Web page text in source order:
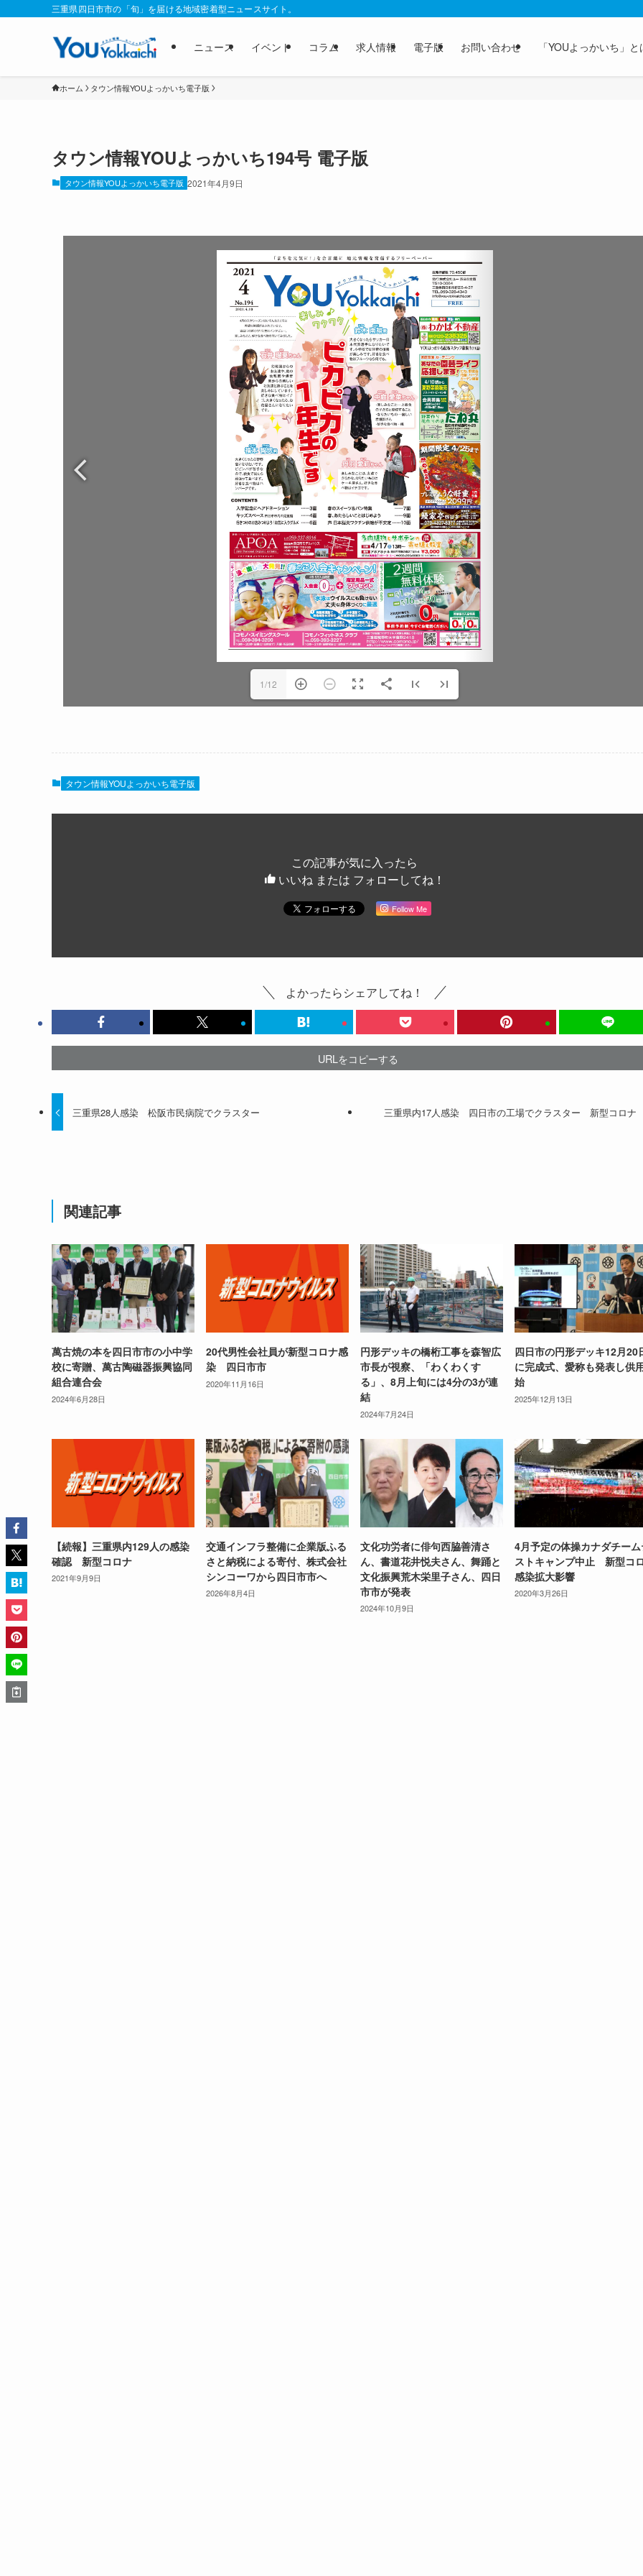
三重県四日市市の「旬」を届ける地域密着型ニュースサイト。
ニュース イベント コラム 求人情報 電子版 お問い合わせ 「YOUよっかいち」と
ホーム タウン情報YOUよっかいち電子版
タウン情報YOUよっかいち194号 電子版
タウン情報YOUよっかいち電子版 2021年4月9日
1/12
タウン情報YOUよっかいち電子版
この記事が気に入ったら
いいね または フォローしてね！
Follow Me
よかったらシェアしてね！
URLをコピーする
三重県28人感染 松阪市民病院でクラスター 三重県内17人感染 四日市の工場でクラスター 新型コロナ
関連記事
萬古焼の本を四日市市の小中学
校に寄贈、萬古陶磁器振興協同
組合連合会
2024年6月28日
20代男性会社員が新型コロナ感
染 四日市市
2020年11月16日
円形デッキの橋桁工事を森智広
市長が視察、「わくわくす
る」、8月上旬には4分の3が連
結
2024年7月24日
四日市の円形デッキ12月20
に完成式、愛称も発表し供
始
2025年12月13日
【続報】三重県内129人の感染
確認 新型コロナ
2021年9月9日
交通インフラ整備に企業版ふる
さと納税による寄付、株式会社
シンコーワから四日市市へ
2026年8月4日
文化功労者に俳句西脇善清さ
ん、書道花井悦夫さん、舞踊と
文化振興荒木栄里子さん、四日
市市が発表
2024年10月9日
4月予定の体操カナダチー
ストキャンプ中止 新型コ
感染拡大影響
2020年3月26日